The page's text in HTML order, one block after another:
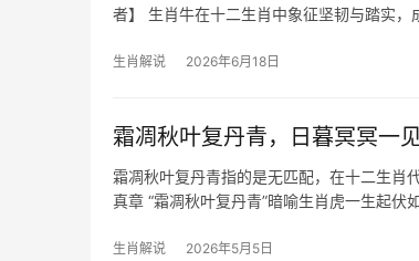
者】 生肖牛在十二生肖中象征坚韧与踏实
生肖解说 2026年6月18日
霜凋秋叶复丹青，日暮冥冥一
霜凋秋叶复丹青指的是无匹配，在十二生肖
真章 “霜凋秋叶复丹青”暗喻生肖虎一生起伏
生肖解说 2026年5月5日